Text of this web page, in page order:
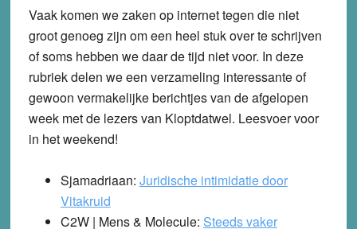
Vaak komen we zaken op internet tegen die niet
groot genoeg zijn om een heel stuk over te schrijven
of soms hebben we daar de tijd niet voor. In deze
rubriek delen we een verzameling interessante of
gewoon vermakelijke berichtjes van de afgelopen
week met de lezers van Kloptdatwel. Leesvoer voor
in het weekend!
Sjamadriaan: Juridische intimidatie door
Vitakruid
C2W | Mens & Molecule: Steeds vaker